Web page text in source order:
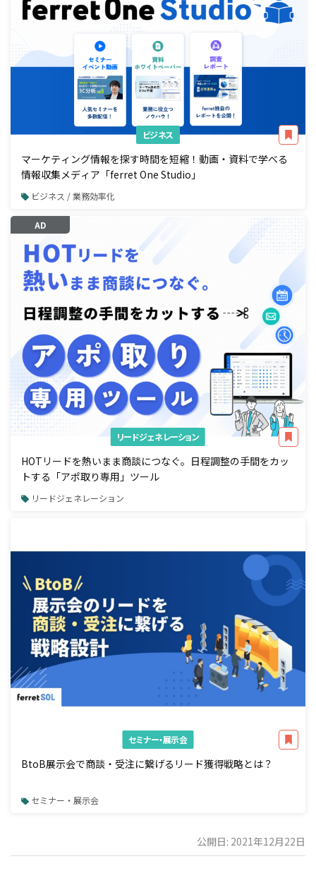
ビジネス
マーケティング情報を探す時間を短縮！動画・資料で学べる
情報収集メディア「ferret One Studio」
ビジネス / 業務効率化
AD
リードジェネレーション
HOTリードを熱いまま商談につなぐ。日程調整の手間をカッ
トする「アポ取り専用」ツール
リードジェネレーション
セミナー・展示会
BtoB展示会で商談・受注に繋げるリード獲得戦略とは？
セミナー・展示会
公開日: 2021年12月22日